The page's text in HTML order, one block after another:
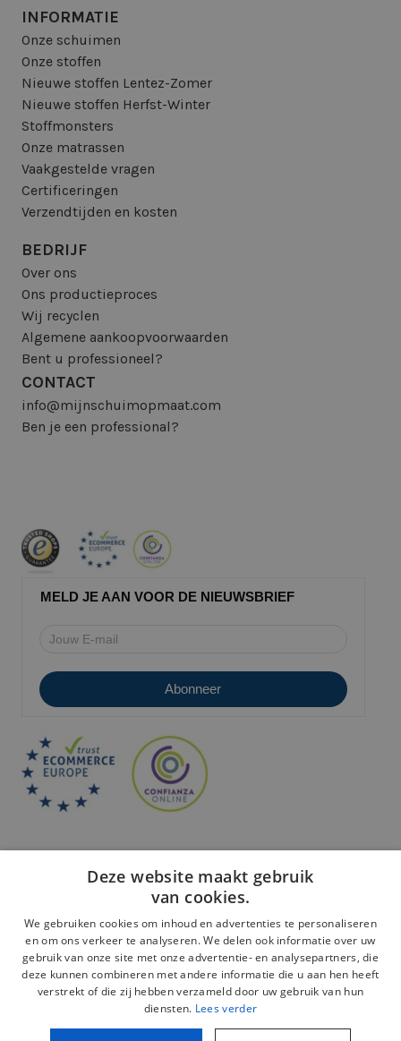
INFORMATIE
Onze schuimen
Onze stoffen
Nieuwe stoffen Lentez-Zomer
Nieuwe stoffen Herfst-Winter
Stoffmonsters
Onze matrassen
Vaakgestelde vragen
Certificeringen
Verzendtijden en kosten
BEDRIJF
Over ons
Ons productieproces
Wij recyclen
Algemene aankoopvoorwaarden
Bent u professioneel?
CONTACT
info@mijnschuimopmaat.com
Ben je een professional?
MELD JE AAN VOOR DE NIEUWSBRIEF
Veilige betaling:
Deze website maakt gebruik
van cookies.
We gebruiken cookies om inhoud en advertenties te personaliseren
en om ons verkeer te analyseren. We delen ook informatie over uw
gebruik van onze site met onze advertentie- en analysepartners, die
deze kunnen combineren met andere informatie die u aan hen heeft
verstrekt of die zij hebben verzameld door uw gebruik van hun
diensten. Lees verder